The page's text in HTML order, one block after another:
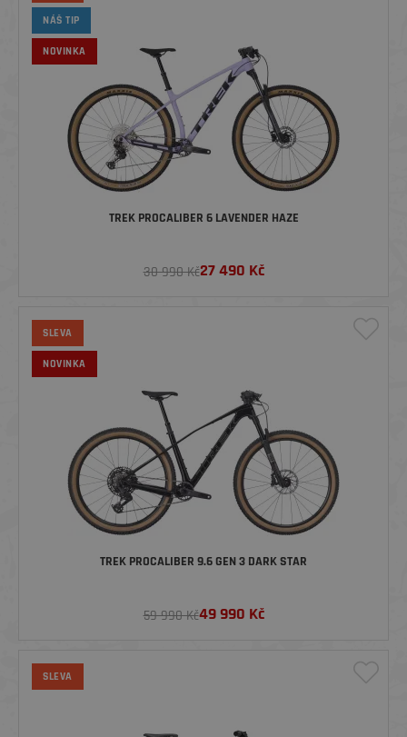
NÁŠ TIP
NOVINKA
TREK PROCALIBER 6 LAVENDER HAZE
30 990 Kč27 490 Kč
SLEVA
NOVINKA
TREK PROCALIBER 9.6 GEN 3 DARK STAR
59 990 Kč49 990 Kč
SLEVA